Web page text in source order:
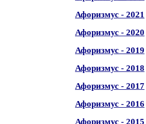
Афоризмус - 2021
Афоризмус - 2020
Афоризмус - 2019
Афоризмус - 2018
Афоризмус - 2017
Афоризмус - 2016
Афоризмус - 2015